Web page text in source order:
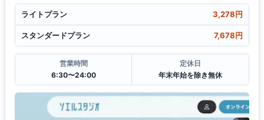
ライトプラン 3,278円
スタンダードプラン 7,678円
営業時間
6:30〜24:00
定休日
年末年始を除き無休